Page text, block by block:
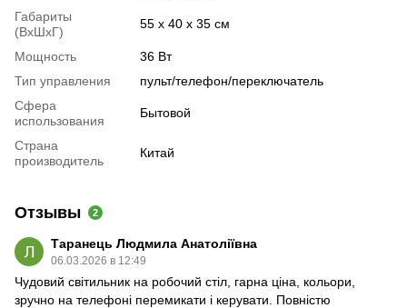
Габариты
(ВхШхГ)
55 x 40 x 35 см
Мощность
36 Вт
Тип управления
пульт/телефон/переключатель
Сфера
использования
Бытовой
Страна
производитель
Китай
Отзывы 2
Таранець Людмила Анатоліївна
06.03.2026 в 12:49
Чудовий світильник на робочий стіл, гарна ціна, кольори,
зручно на телефоні перемикати і керувати. Повністю